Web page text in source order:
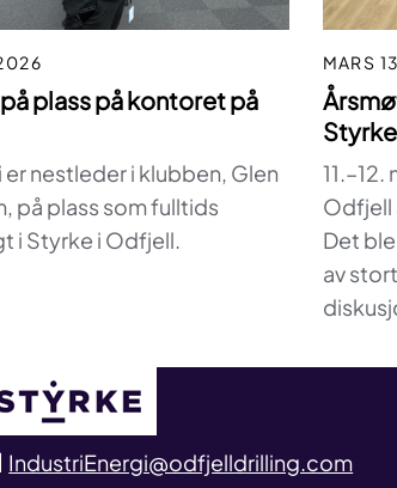
plass på kontoret på
er nestleder i klubben, Glen
på plass som fulltids
i Styrke i Odfjell.
MARS
Odfjell
Det
av
IndustriEnergi@odfjelldrilling.com